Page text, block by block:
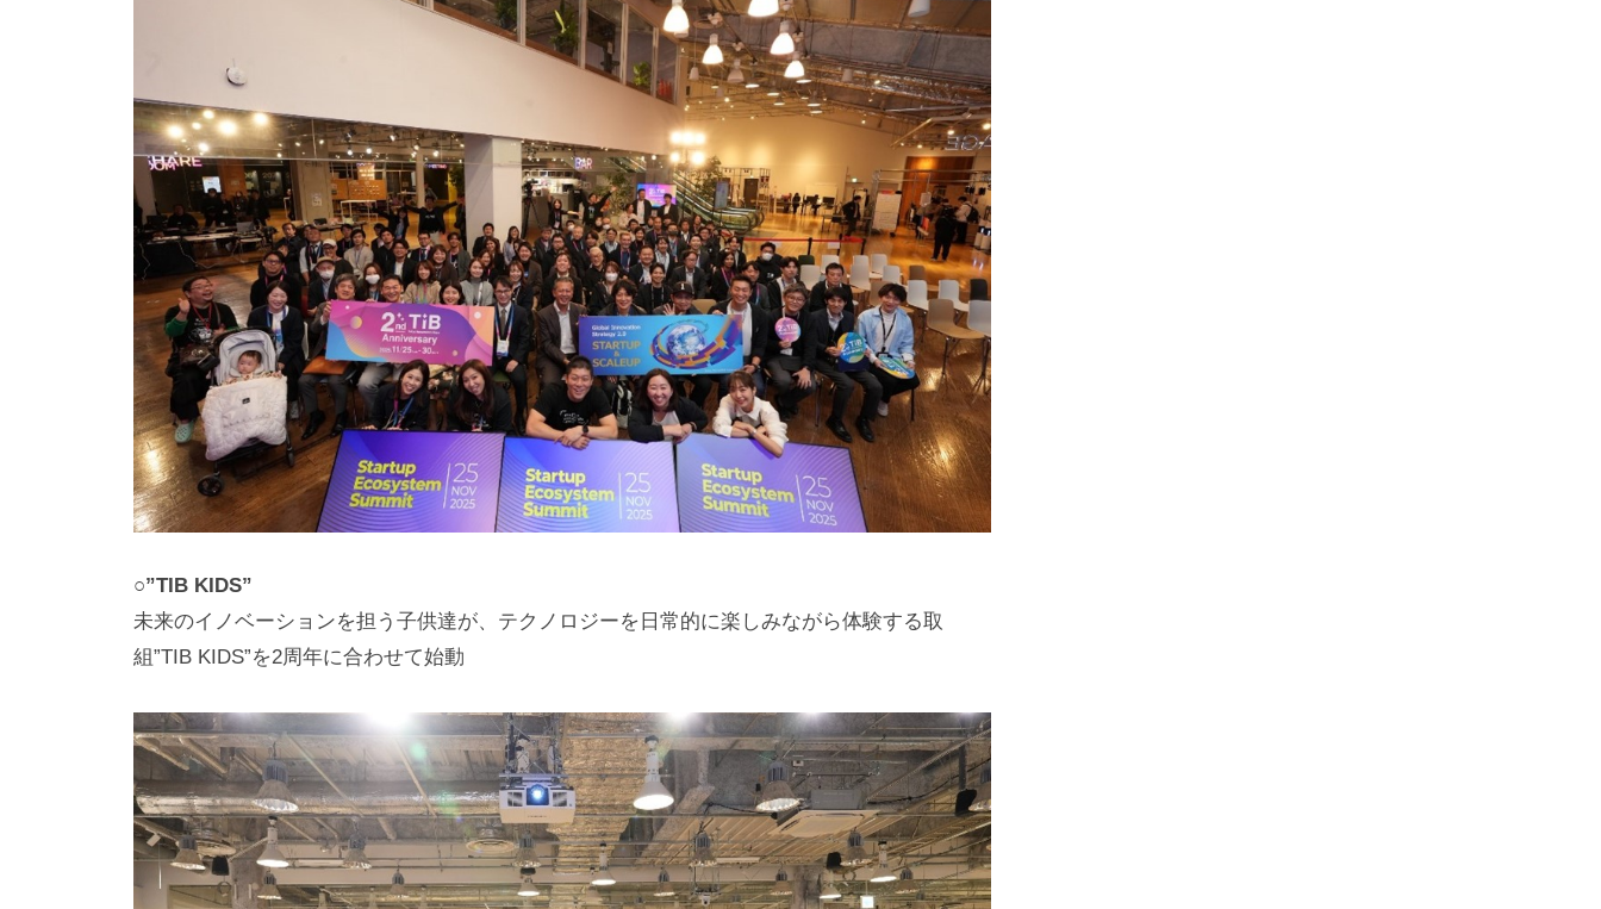
○”TIB KIDS”
未来のイノベーションを担う子供達が、テクノロジーを日常的に楽しみながら体験する取
組”TIB KIDS”を2周年に合わせて始動